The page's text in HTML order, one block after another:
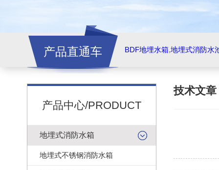
产品直通车 BDF地埋水箱,地埋式消防水
产品中心/PRODUCT
地埋式消防水箱
地埋式不锈钢消防水箱
技术文章